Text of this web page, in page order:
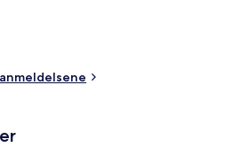
spaavdelingen. Zest (én av 9
og serverer frokost og lunsj.
resort-overnattingsstedet i luksuriøs
en barneklubb (inkludert) og en
av bassenget og den vennlige